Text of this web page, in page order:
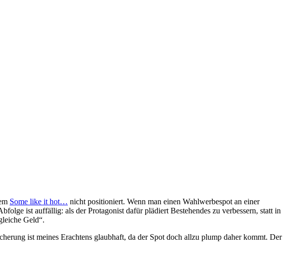
Some like it hot… nicht positioniert. Wenn man einen Wahlwerbespot an einer
ist auffällig: als der Protagonist dafür plädiert Bestehendes zu verbessern, statt in
Geld“.
ist meines Erachtens glaubhaft, da der Spot doch allzu plump daher kommt. Der